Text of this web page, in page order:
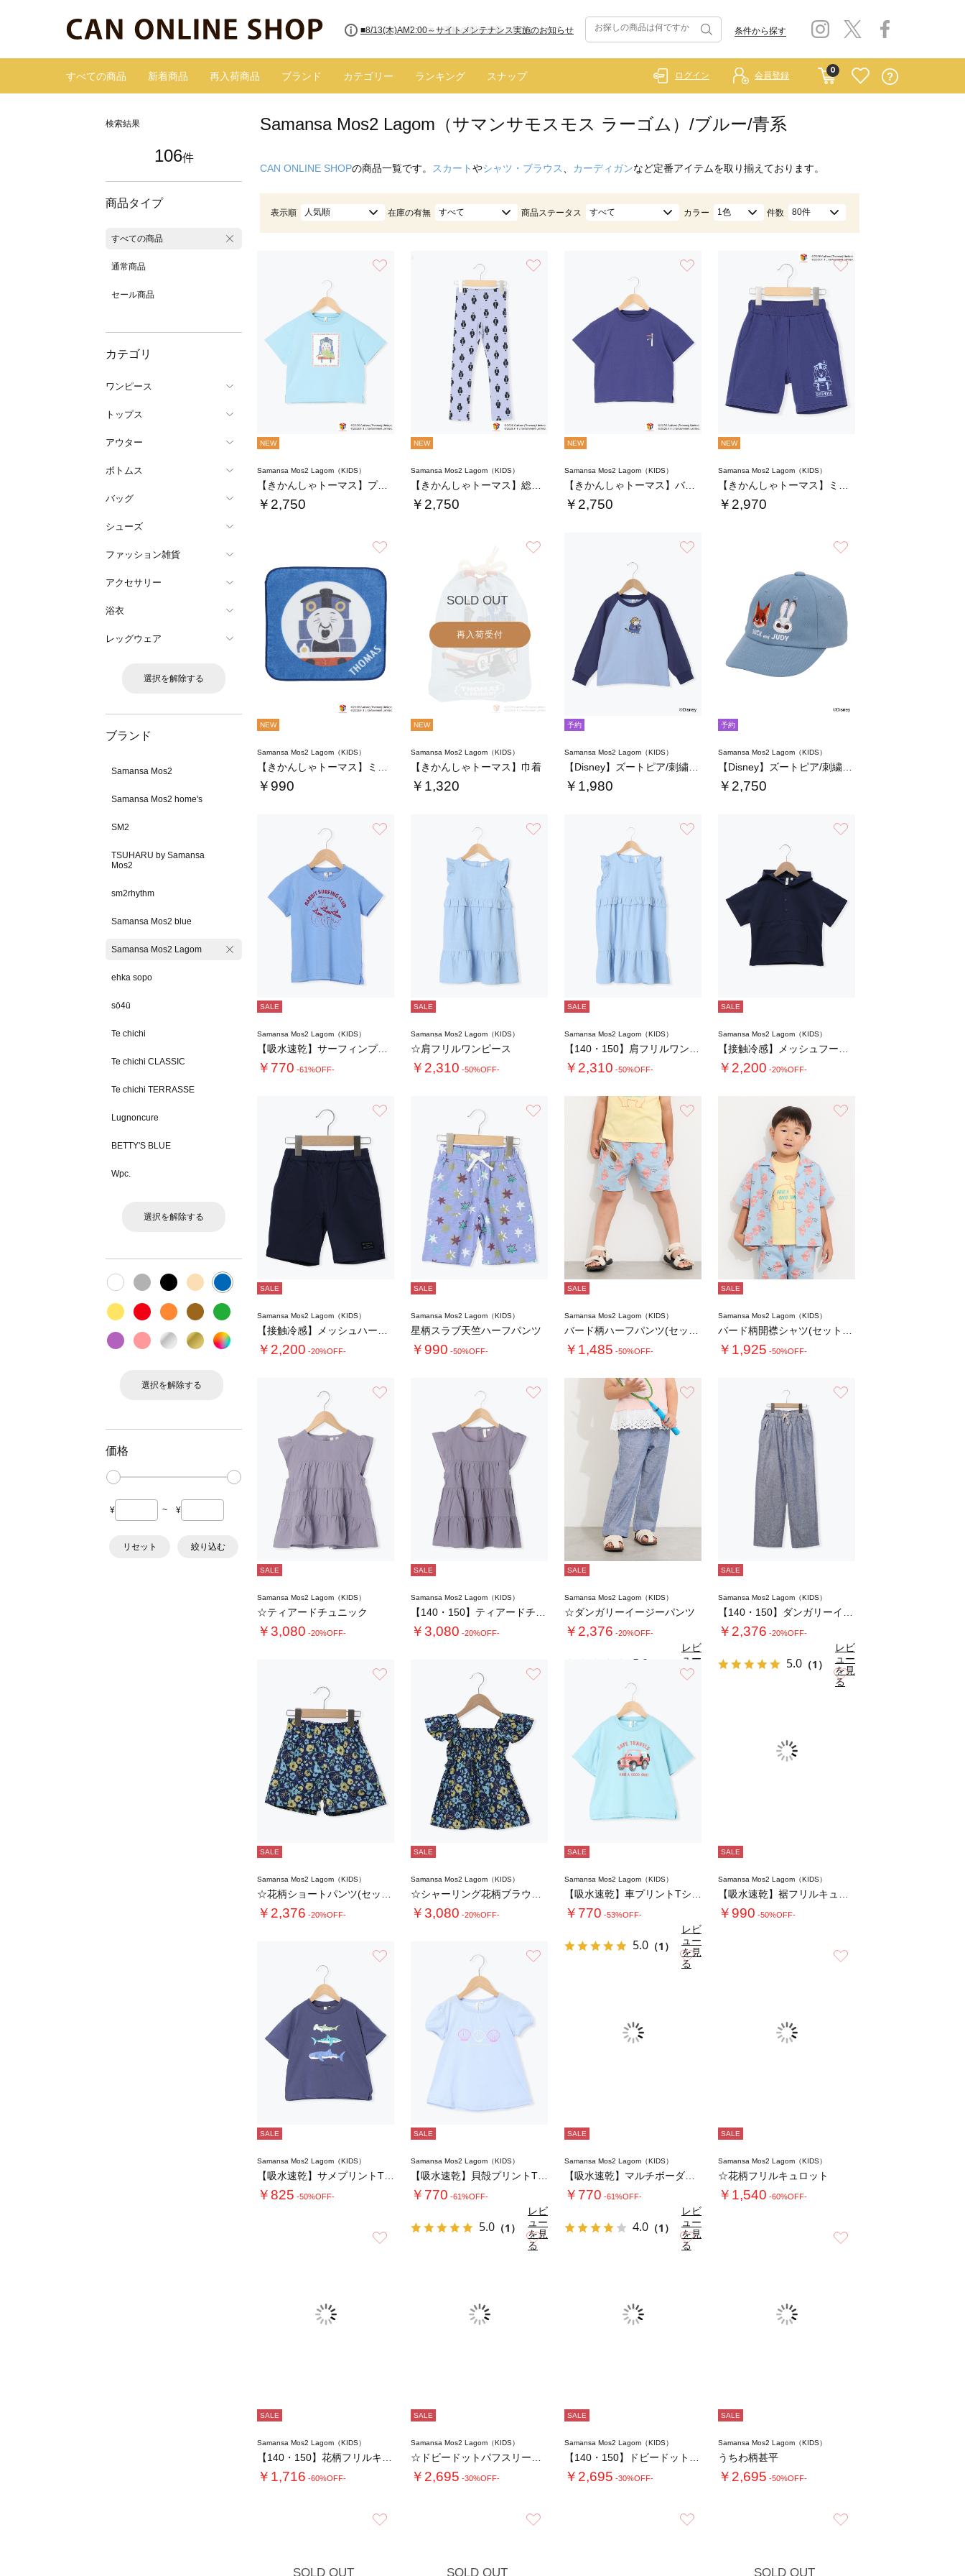
■【お知らせ】ヤマト運輸の配送遅延・停止について 条件から探す
すべての商品 新着商品 再入荷商品 ブランド カテゴリー ランキング スナップ
0
ログイン 会員登録
検索結果
106件
商品タイプ
すべての商品
通常商品
セール商品
カテゴリ
ワンピース
トップス
アウター
ボトムス
バッグ
シューズ
ファッション雑貨
アクセサリー
浴衣
レッグウェア
選択を解除する
ブランド
Samansa Mos2
Samansa Mos2 home's
SM2
TSUHARU by Samansa
Mos2
sm2rhythm
Samansa Mos2 blue
Samansa Mos2 Lagom
ehka sopo
sō4ū
Te chichi
Te chichi CLASSIC
Te chichi TERRASSE
Lugnoncure
BETTY'S BLUE
Wpc.
選択を解除する
選択を解除する
価格
¥ ~ ¥
リセット 絞り込む
Samansa Mos2 Lagom（サマンサモスモス ラーゴム）/ブルー/青系
CAN ONLINE SHOPの商品一覧です。 スカートやシャツ・ブラウス カーディガンなど定番アイテムを取り揃えております。
表示順 人気順 在庫の有無 すべて 商品ステータス すべて カラー 1色 件数 80件
NEW
Samansa Mos2 Lagom（KIDS）
【きかんしゃトーマス】プリントTシャツ
￥2,750
NEW
Samansa Mos2 Lagom（KIDS）
￥2,750
NEW
Samansa Mos2 Lagom（KIDS）
【きかんしゃトーマス】バックプリントTシャツ…
￥2,750
お気に入り
NEW
Samansa Mos2 Lagom（KIDS）
￥2,970
NEW
Samansa Mos2 Lagom（KIDS）
￥990
SOLD OUT
再入荷受付
NEW
Samansa Mos2 Lagom（KIDS）
【きかんしゃトーマス】巾着
￥1,320
予約
Samansa Mos2 Lagom（KIDS）
￥1,980
予約
Samansa Mos2 Lagom（KIDS）
￥2,750
SALE
Samansa Mos2 Lagom（KIDS）
【吸水速乾】サーフィンプリントTシャツ
￥770 -61%OFF-
SALE
Samansa Mos2 Lagom（KIDS）
☆肩フリルワンピース
￥2,310 -50%OFF-
SALE
Samansa Mos2 Lagom（KIDS）
￥2,310 -50%OFF-
SALE
Samansa Mos2 Lagom（KIDS）
￥2,200 -20%OFF-
SALE
Samansa Mos2 Lagom（KIDS）
￥2,200 -20%OFF-
SALE
Samansa Mos2 Lagom（KIDS）
星柄スラブ天竺ハーフパンツ
￥990 -50%OFF-
SALE
Samansa Mos2 Lagom（KIDS）
￥1,485 -50%OFF-
SALE
Samansa Mos2 Lagom（KIDS）
￥1,925 -50%OFF-
SALE
Samansa Mos2 Lagom（KIDS）
☆ティアードチュニック
￥3,080 -20%OFF-
SALE
Samansa Mos2 Lagom（KIDS）
￥3,080 -20%OFF-
SALE
Samansa Mos2 Lagom（KIDS）
☆ダンガリーイージーパンツ
￥2,376 -20%OFF-
5.0
レビ
ュー
を見
る
SALE
Samansa Mos2 Lagom（KIDS）
￥2,376 -20%OFF-
5.0 （1）
レビ
ュー
を見
る
SALE
Samansa Mos2 Lagom（KIDS）
￥2,376 -20%OFF-
SALE
Samansa Mos2 Lagom（KIDS）
￥3,080 -20%OFF-
お気に入り
SALE
Samansa Mos2 Lagom（KIDS）
￥770 -53%OFF-
5.0 （1）
レビ
ュー
を見
る
お気に入り
SALE
Samansa Mos2 Lagom（KIDS）
￥990 -50%OFF-
SALE
Samansa Mos2 Lagom（KIDS）
￥825 -50%OFF-
お気に入り
SALE
Samansa Mos2 Lagom（KIDS）
￥770 -61%OFF-
5.0 （1）
レビ
ュー
を見
る
お気に入り
SALE
Samansa Mos2 Lagom（KIDS）
￥770 -61%OFF-
4.0 （1）
レビ
ュー
を見
る
SALE
Samansa Mos2 Lagom（KIDS）
☆花柄フリルキュロット
￥1,540 -60%OFF-
お気に入り
SALE
Samansa Mos2 Lagom（KIDS）
￥1,716 -60%OFF-
お気に入り
SALE
Samansa Mos2 Lagom（KIDS）
￥2,695 -30%OFF-
お気に入り
SALE
Samansa Mos2 Lagom（KIDS）
￥2,695 -30%OFF-
SALE
Samansa Mos2 Lagom（KIDS）
うちわ柄甚平
￥2,695 -50%OFF-
SOLD OUT SOLD OUT SOLD OUT